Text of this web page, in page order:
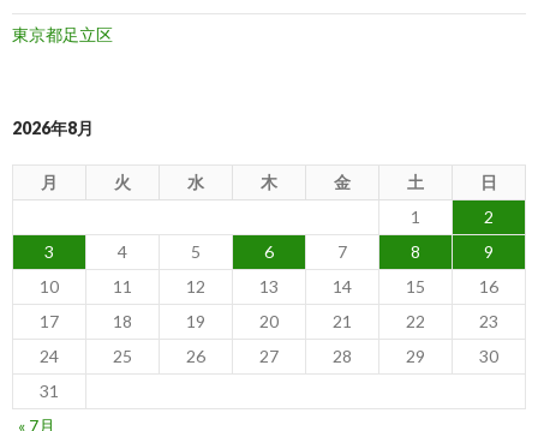
東京都足立区
2026年8月
月 火 水 木 金 土
日
1
2
3
4 5 6 7 8
9
10
11 12 13 14 15
16
17
18 19 20 21 22
23
24
25 26 27 28 29
30
31
« 7月